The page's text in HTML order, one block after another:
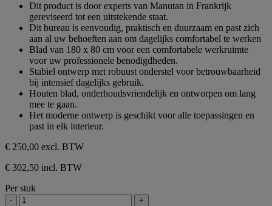
sterren.
Dit product is door experts van Manutan in Frankrijk
gereviseerd tot een uitstekende staat.
Dit bureau is eenvoudig, praktisch en duurzaam en past zich
aan al uw behoeften aan om dagelijks comfortabel te werken
Blad van 180 x 80 cm voor een comfortabele werkruimte
voor uw professionele benodigdheden.
Stabiel ontwerp met robuust onderstel voor betrouwbaarheid
bij intensief dagelijks gebruik.
Houten blad, onderhoudsvriendelijk en ontworpen om lang
mee te gaan.
Het moderne ontwerp is geschikt voor alle toepassingen en
past in elk interieur.
€ 250,00 excl. BTW
€ 302,50 incl. BTW
Per stuk
- +